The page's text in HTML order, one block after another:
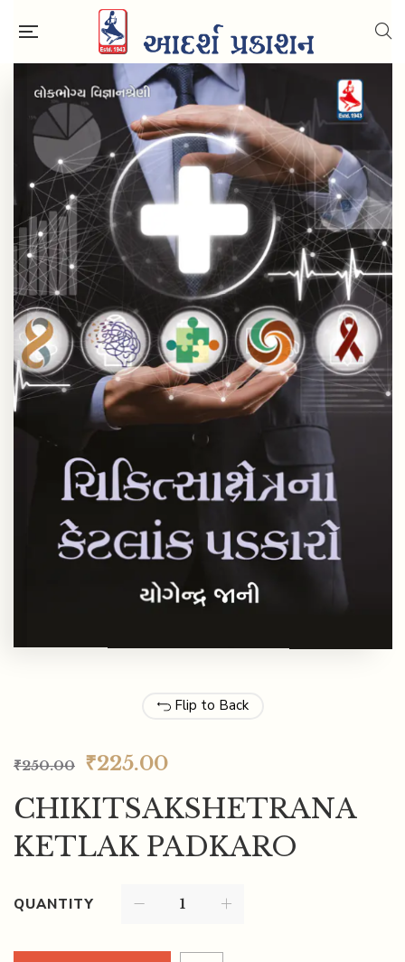
Flip to Back
₹250.00 ₹225.00
CHIKITSAKSHETRANA
KETLAK PADKARO
QUANTITY